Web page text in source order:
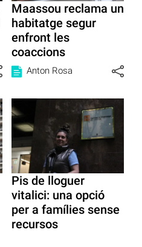
Maassou reclama un
habitatge segur
enfront les
coaccions
Anton Rosa
Pis de lloguer
vitalici: una opció
per a famílies sense
recursos